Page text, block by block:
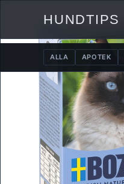
HUNDTIPS
ALLA APOTEK